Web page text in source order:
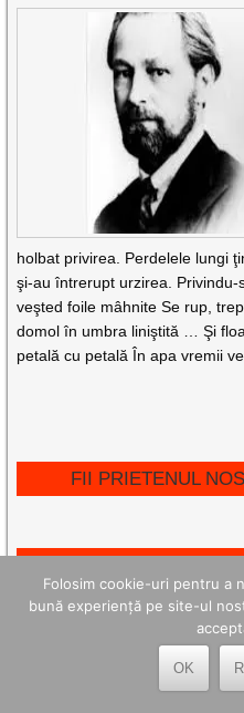
holbat privirea. Perdelele lungi
şi-au întrerupt urzirea.
veşted foile mâhnite Se rup,
domol în umbra liniştită … Şi
petală cu petală În apa vremii
FII PRIETENUL
La Petrila, Ziua Minerului s-
de trecut și încredere pentru
Ceremonii de recunoștință
suflet a mineritului
La Petroșani, minerii au fost
Folosim cookie-uri pentru a
bună experiență pe site-ul
OK